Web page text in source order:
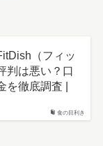
食の目利き
（フィッ
判は悪い？口
を徹底調査 |